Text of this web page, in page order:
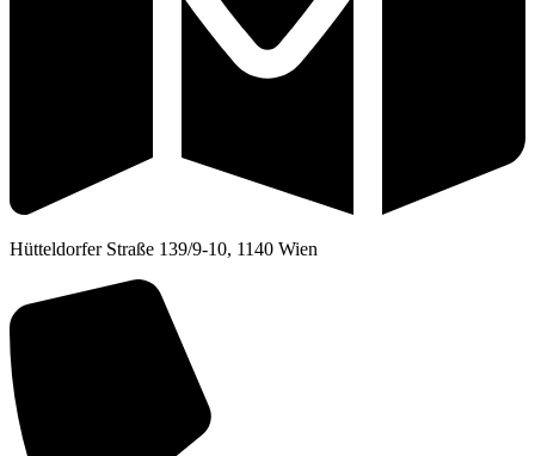
Hütteldorfer Straße 139/9-10, 1140 Wien